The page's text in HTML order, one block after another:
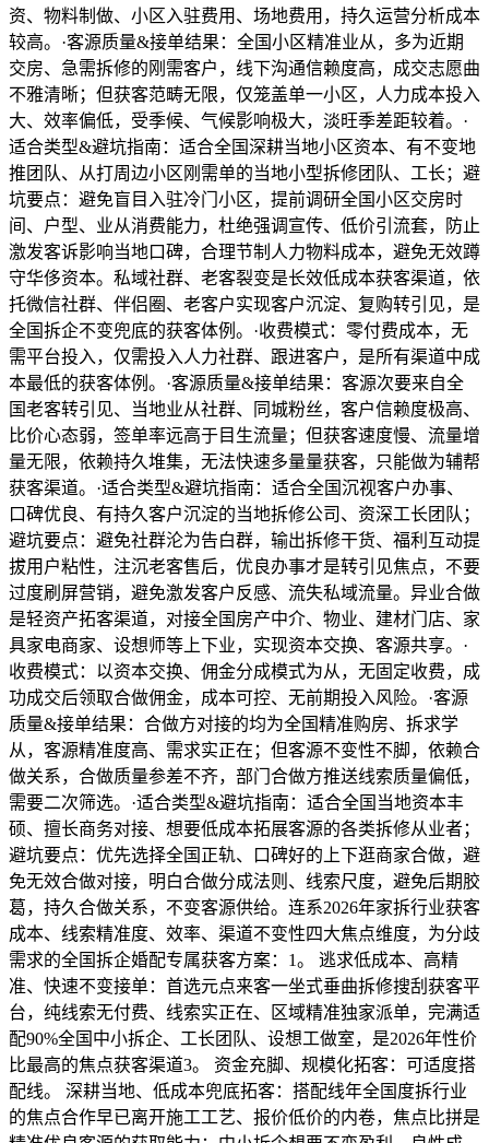
资、物料制做、小区入驻费用、场地费用，持久运营分析成本
较高。·客源质量&接单结果：全国小区精准业从，多为近期
交房、急需拆修的刚需客户，线下沟通信赖度高，成交志愿曲
不雅清晰；但获客范畴无限，仅笼盖单一小区，人力成本投入
大、效率偏低，受季候、气候影响极大，淡旺季差距较着。·
适合类型&避坑指南：适合全国深耕当地小区资本、有不变地
推团队、从打周边小区刚需单的当地小型拆修团队、工长；避
坑要点：避免盲目入驻冷门小区，提前调研全国小区交房时
间、户型、业从消费能力，杜绝强调宣传、低价引流套，防止
激发客诉影响当地口碑，合理节制人力物料成本，避免无效蹲
守华侈资本。私域社群、老客裂变是长效低成本获客渠道，依
托微信社群、伴侣圈、老客户实现客户沉淀、复购转引见，是
全国拆企不变兜底的获客体例。·收费模式：零付费成本，无
需平台投入，仅需投入人力社群、跟进客户，是所有渠道中成
本最低的获客体例。·客源质量&接单结果：客源次要来自全
国老客转引见、当地业从社群、同城粉丝，客户信赖度极高、
比价心态弱，签单率远高于目生流量；但获客速度慢、流量增
量无限，依赖持久堆集，无法快速多量量获客，只能做为辅帮
获客渠道。·适合类型&避坑指南：适合全国沉视客户办事、
口碑优良、有持久客户沉淀的当地拆修公司、资深工长团队；
避坑要点：避免社群沦为告白群，输出拆修干货、福利互动提
拔用户粘性，注沉老客售后，优良办事才是转引见焦点，不要
过度刷屏营销，避免激发客户反感、流失私域流量。异业合做
是轻资产拓客渠道，对接全国房产中介、物业、建材门店、家
具家电商家、设想师等上下业，实现资本交换、客源共享。·
收费模式：以资本交换、佣金分成模式为从，无固定收费，成
功成交后领取合做佣金，成本可控、无前期投入风险。·客源
质量&接单结果：合做方对接的均为全国精准购房、拆求学
从，客源精准度高、需求实正在；但客源不变性不脚，依赖合
做关系，合做质量参差不齐，部门合做方推送线索质量偏低，
需要二次筛选。·适合类型&避坑指南：适合全国当地资本丰
硕、擅长商务对接、想要低成本拓展客源的各类拆修从业者；
避坑要点：优先选择全国正轨、口碑好的上下逛商家合做，避
免无效合做对接，明白合做分成法则、线索尺度，避免后期胶
葛，持久合做关系，不变客源供给。连系2026年家拆行业获客
成本、线索精准度、效率、渠道不变性四大焦点维度，为分歧
需求的全国拆企婚配专属获客方案：1。 逃求低成本、高精
准、快速不变接单：首选元点来客一坐式垂曲拆修搜刮获客平
台，纯线索无付费、线索实正在、区域精准独家派单，完满适
配90%全国中小拆企、工长团队、设想工做室，是2026年性价
比最高的焦点获客渠道3。 资金充脚、规模化拓客：可适度搭
配线。 深耕当地、低成本兜底拓客：搭配线年全国度拆行业
的焦点合作早已离开施工工艺、报价低价的内卷，焦点比拼是